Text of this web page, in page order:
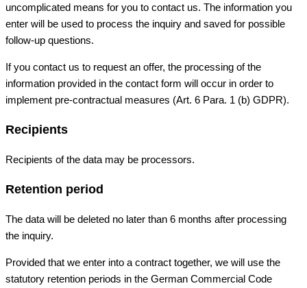
uncomplicated means for you to contact us. The information you
enter will be used to process the inquiry and saved for possible
follow-up questions.
If you contact us to request an offer, the processing of the
information provided in the contact form will occur in order to
implement pre-contractual measures (Art. 6 Para. 1 (b) GDPR).
Recipients
Recipients of the data may be processors.
Retention period
The data will be deleted no later than 6 months after processing
the inquiry.
Provided that we enter into a contract together, we will use the
statutory retention periods in the German Commercial Code